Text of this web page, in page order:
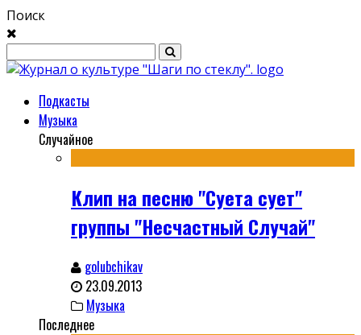
Поиск
Подкасты
Музыка
Случайное
Клип на песню "Суета сует"
группы "Несчастный Случай"
golubchikav
23.09.2013
Музыка
Последнее